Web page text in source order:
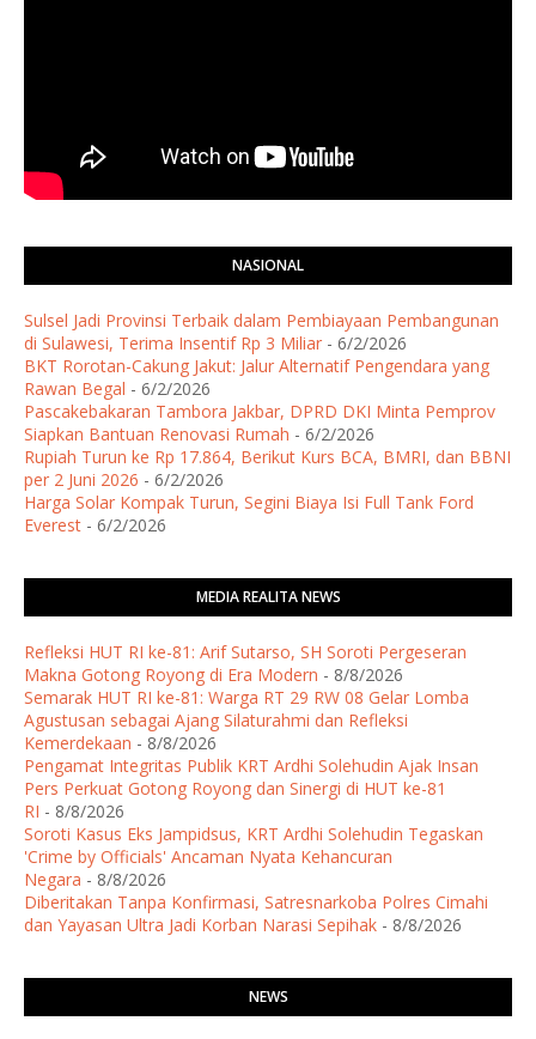
NASIONAL
Sulsel Jadi Provinsi Terbaik dalam Pembiayaan Pembangunan
di Sulawesi, Terima Insentif Rp 3 Miliar - 6/2/2026
BKT Rorotan-Cakung Jakut: Jalur Alternatif Pengendara yang
Rawan Begal - 6/2/2026
Pascakebakaran Tambora Jakbar, DPRD DKI Minta Pemprov
Siapkan Bantuan Renovasi Rumah - 6/2/2026
Rupiah Turun ke Rp 17.864, Berikut Kurs BCA, BMRI, dan BBNI
per 2 Juni 2026 - 6/2/2026
Harga Solar Kompak Turun, Segini Biaya Isi Full Tank Ford
Everest - 6/2/2026
MEDIA REALITA NEWS
Refleksi HUT RI ke-81: Arif Sutarso, SH Soroti Pergeseran
Makna Gotong Royong di Era Modern - 8/8/2026
Semarak HUT RI ke-81: Warga RT 29 RW 08 Gelar Lomba
Agustusan sebagai Ajang Silaturahmi dan Refleksi
Kemerdekaan - 8/8/2026
Pengamat Integritas Publik KRT Ardhi Solehudin Ajak Insan
Pers Perkuat Gotong Royong dan Sinergi di HUT ke-81
RI - 8/8/2026
Soroti Kasus Eks Jampidsus, KRT Ardhi Solehudin Tegaskan
'Crime by Officials' Ancaman Nyata Kehancuran
Negara - 8/8/2026
Diberitakan Tanpa Konfirmasi, Satresnarkoba Polres Cimahi
dan Yayasan Ultra Jadi Korban Narasi Sepihak - 8/8/2026
NEWS